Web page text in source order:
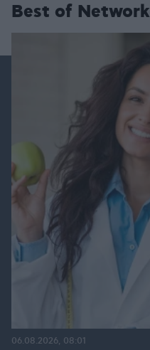
Best of Network
06.08.2026, 08:01